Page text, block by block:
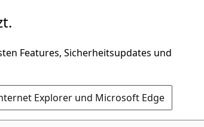
Features, Sicherheitsupdates und
Explorer und Microsoft Edge